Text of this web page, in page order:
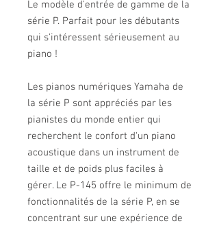
Le modèle d'entrée de gamme de la
série P. Parfait pour les débutants
qui s'intéressent sérieusement au
piano !
Les pianos numériques Yamaha de
la série P sont appréciés par les
pianistes du monde entier qui
recherchent le confort d'un piano
acoustique dans un instrument de
taille et de poids plus faciles à
gérer. Le P-145 offre le minimum de
fonctionnalités de la série P, en se
concentrant sur une expérience de